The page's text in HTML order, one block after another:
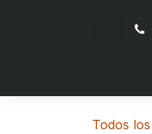
Todos